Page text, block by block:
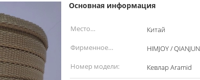
Основная информация
Место
происхождения:
Китай
Фирменное
наименование:
HIMJOY / QIANJUN
Номер модели:
Кевлар Aramid